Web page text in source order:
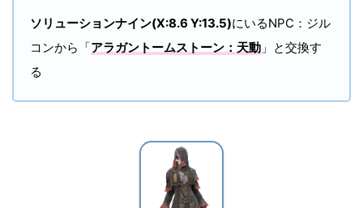
ソリューションナイン(X:8.6 Y:13.5)にいるNPC：ジル
コンから「アラガントームストーン：天動 」と交換す
る